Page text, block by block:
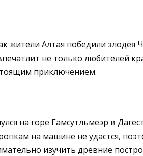
жители Алтая победили
не только любителей
приключением.
на горе Гамсутльмеэр в
на машине не удастся,
изучить древние